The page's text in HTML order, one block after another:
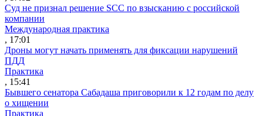
Суд не признал решение SCC по взысканию с российской
компании
Международная практика
, 17:01
Дроны могут начать применять для фиксации нарушений
ПДД
Практика
, 15:41
Бывшего сенатора Сабадаша приговорили к 12 годам по делу
о хищении
Практика